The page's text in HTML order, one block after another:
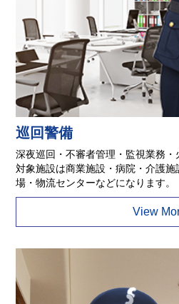
巡回警備
深夜巡回・不審者管理・監視業務・
対象施設は商業施設・病院・介護
場・物流センターなどになります。
View